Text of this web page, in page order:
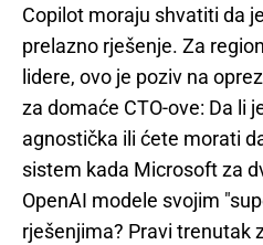
Copilot moraju shvatiti da
prelazno rješenje. Za
lidere, ovo je poziv na
za domaće CTO-ove: Da li
agnostička ili ćete morati
sistem kada Microsoft za
OpenAI modele svojim
rješenjima? Pravi trenutak